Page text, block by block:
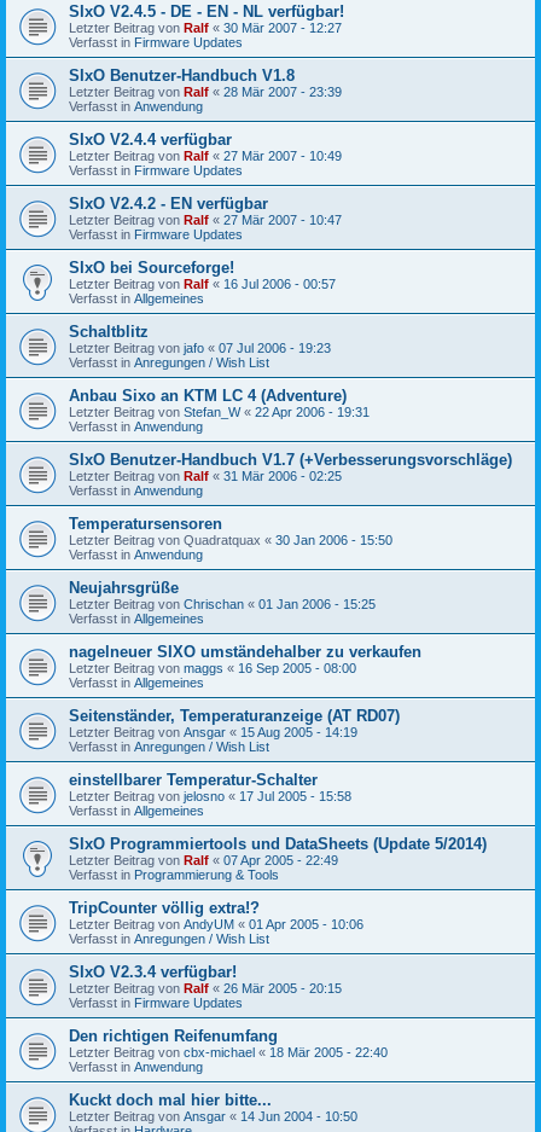
SIxO V2.4.5 - DE - EN - NL verfügbar!
Letzter Beitrag von Ralf « 30 Mär 2007 - 12:27
Verfasst in Firmware Updates
SIxO Benutzer-Handbuch V1.8
Letzter Beitrag von Ralf « 28 Mär 2007 - 23:39
Verfasst in Anwendung
SIxO V2.4.4 verfügbar
Letzter Beitrag von Ralf « 27 Mär 2007 - 10:49
Verfasst in Firmware Updates
SIxO V2.4.2 - EN verfügbar
Letzter Beitrag von Ralf « 27 Mär 2007 - 10:47
Verfasst in Firmware Updates
SIxO bei Sourceforge!
Letzter Beitrag von Ralf « 16 Jul 2006 - 00:57
Verfasst in Allgemeines
Schaltblitz
Letzter Beitrag von jafo « 07 Jul 2006 - 19:23
Verfasst in Anregungen / Wish List
Anbau Sixo an KTM LC 4 (Adventure)
Letzter Beitrag von Stefan_W« 22 Apr 2006 - 19:31
Verfasst in Anwendung
SIxO Benutzer-Handbuch V1.7 (+Verbesserungsvorschläge)
Letzter Beitrag von Ralf « 31 Mär 2006 - 02:25
Verfasst in Anwendung
Temperatursensoren
Letzter Beitrag von Quadratquax « 30 Jan 2006 - 15:50
Verfasst in Anwendung
Neujahrsgrüße
Letzter Beitrag von Chrischan « 01 Jan 2006 - 15:25
Verfasst in Allgemeines
nagelneuer SIXO umständehalber zu verkaufen
Letzter Beitrag von maggs « 16 Sep 2005 - 08:00
Verfasst in Allgemeines
Seitenständer, Temperaturanzeige (AT RD07)
Letzter Beitrag von Ansgar « 15 Aug 2005 - 14:19
Verfasst in Anregungen / Wish List
einstellbarer Temperatur-Schalter
Letzter Beitrag von jelosno « 17 Jul 2005 - 15:58
Verfasst in Allgemeines
SIxO Programmiertools und DataSheets (Update 5/2014)
Letzter Beitrag von Ralf « 07 Apr 2005 - 22:49
Verfasst in Programmierung & Tools
TripCounter völlig extra!?
Letzter Beitrag von AndyUM « 01 Apr 2005 - 10:06
Verfasst in Anregungen / Wish List
SIxO V2.3.4 verfügbar!
Letzter Beitrag von Ralf « 26 Mär 2005 - 20:15
Verfasst in Firmware Updates
Den richtigen Reifenumfang
Letzter Beitrag von cbx-michael « 18 Mär 2005 - 22:40
Verfasst in Anwendung
Kuckt doch mal hier bitte...
Letzter Beitrag von Ansgar « 14 Jun 2004 - 10:50